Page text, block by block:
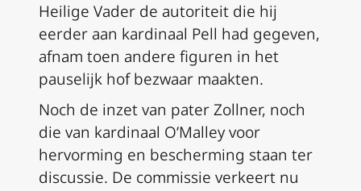
Heilige Vader de autoriteit die hij
eerder aan kardinaal Pell had gegeven,
afnam toen andere figuren in het
pauselijk hof bezwaar maakten.
Noch de inzet van pater Zollner, noch
die van kardinaal O’Malley voor
hervorming en bescherming staan ter
discussie. De commissie verkeert nu